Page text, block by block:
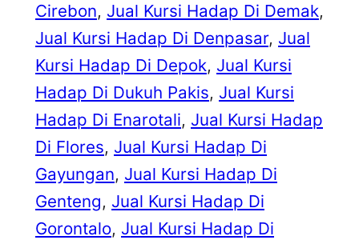
Cirebon, Jual Kursi Hadap Di Demak
Jual Kursi Hadap Di Denpasar, Jual
Kursi Hadap Di Depok, Jual Kursi
Hadap Di Dukuh Pakis, Jual Kursi
Hadap Di Enarotali, Jual Kursi Hadap
Di Flores, Jual Kursi Hadap Di
Gayungan, Jual Kursi Hadap Di
Genteng, Jual Kursi Hadap Di
Gorontalo, Jual Kursi Hadap Di